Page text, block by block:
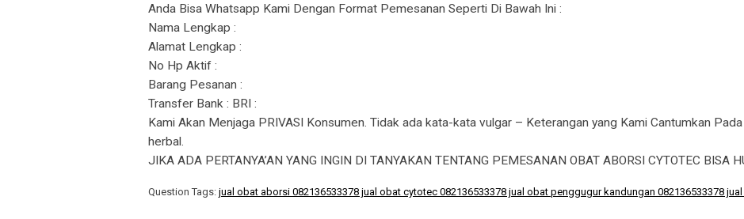
Anda Bisa Whatsapp Kami Dengan Format Pemesanan Seperti Di Bawah Ini :
Nama Lengkap :
Alamat Lengkap :
No Hp Aktif :
Barang Pesanan :
Transfer Bank : BRI :
Kami Akan Menjaga PRIVASI Konsumen. Tidak ada kata-kata vulgar – Keterangan yang Kami Cantumkan
herbal.
JIKA ADA PERTANYA’AN YANG INGIN DI TANYAKAN TENTANG PEMESANAN OBAT ABORSI CYTOTEC
Question Tags: jual obat aborsi 082136533378 jual obat cytotec 082136533378 jual obat penggugur kandungan 082136533378